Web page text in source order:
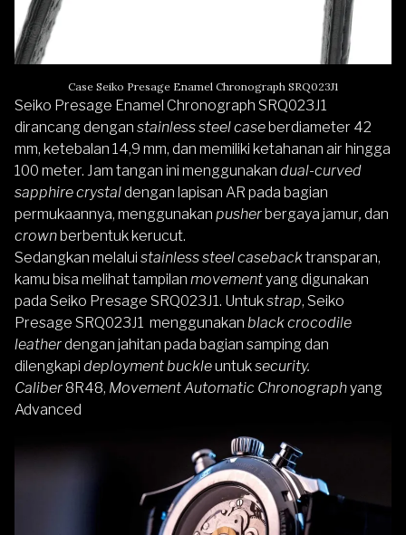
Case Seiko Presage Enamel Chronograph SRQ023J1
Seiko Presage Enamel Chronograph SRQ023J1
dirancang dengan stainless steel caseberdiameter 42
mm, ketebalan 14,9 mm, dan memiliki ketahanan air hingga
100 meter. Jam tangan ini menggunakan dual-curved
sapphire crystaldengan lapisan AR pada bagian
permukaannya, menggunakan pusherbergaya jamur, dan
crownberbentuk kerucut.
Sedangkan melalui stainless steel casebacktransparan,
kamu bisa melihat tampilan movementyang digunakan
pada Seiko Presage SRQ023J1. Untukstrap, Seiko
Presage SRQ023J1 menggunakan black crocodile
leatherdengan jahitan pada bagian samping dan
dilengkapi deployment buckleuntuksecurity.
Caliber8R48, Movement Automatic Chronographyang
Advanced